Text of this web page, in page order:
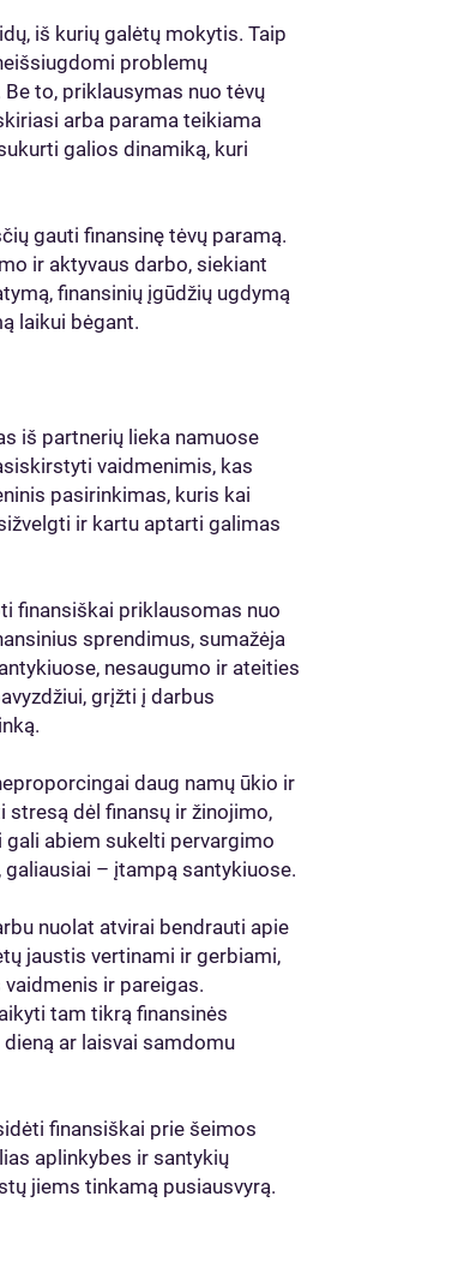
iš kurių galėtų mokytis. Taip
problemų
to, priklausymas nuo tėvų
arba parama teikiama
galios dinamiką, kuri
gauti finansinę tėvų paramą.
ir aktyvaus darbo, siekiant
finansinių įgūdžių ugdymą
laikui bėgant.
iš partnerių lieka namuose
vaidmenimis, kas
pasirinkimas, kuris kai
ir kartu aptarti galimas
finansiškai priklausomas nuo
sprendimus, sumažėja
nesaugumo ir ateities
grįžti į darbus
daug namų ūkio ir
dėl finansų ir žinojimo,
gali abiem sukelti pervargimo
– įtampą santykiuose.
nuolat atvirai bendrauti apie
jaustis vertinami ir gerbiami,
ir pareigas.
tam tikrą finansinės
ar laisvai samdomu
finansiškai prie šeimos
aplinkybes ir santykių
jiems tinkamą pusiausvyrą.